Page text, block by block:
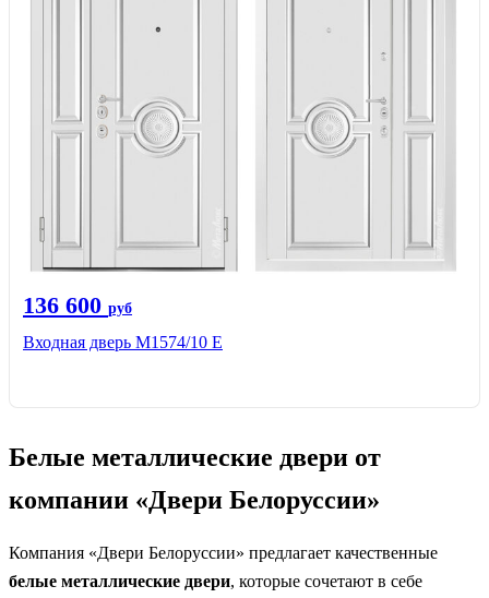
136 600 руб
Входная дверь М1574/10 Е
Белые металлические двери от
компании «Двери Белоруссии»
Компания «Двери Белоруссии» предлагает качественные
белые металлические двери, которые сочетают в себе